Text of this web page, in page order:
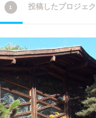
1 投稿したプロジェ